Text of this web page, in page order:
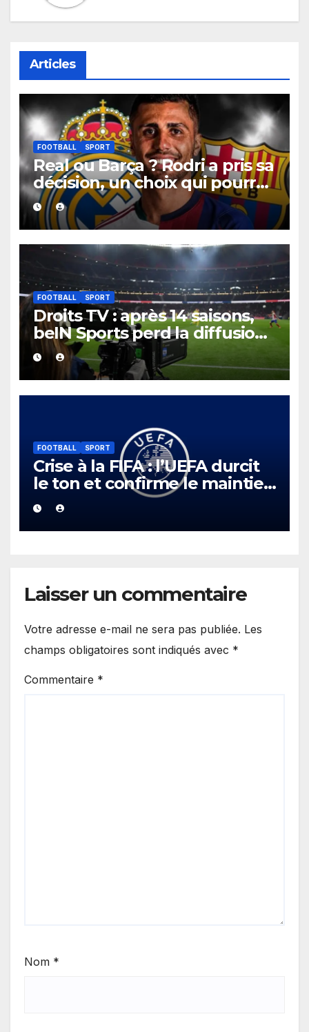
Articles
FOOTBALL SPORT
Real ou Barça ? Rodri a pris sa
décision, un choix qui pourrait
faire grand bruit sur le
marché des transferts.
FOOTBALL SPORT
Droits TV : après 14 saisons,
beIN Sports perd la diffusion
de la Liga
FOOTBALL SPORT
Crise à la FIFA : l’UEFA durcit
le ton et confirme le maintien
de son boycott des Coupes
du monde.
Laisser un commentaire
Votre adresse e-mail ne sera pas publiée. Les
champs obligatoires sont indiqués avec *
Commentaire *
Nom *